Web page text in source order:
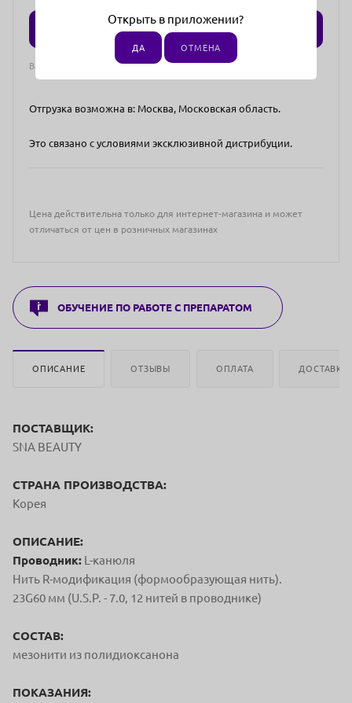
СООБЩИТЬ О ПОСТУПЛЕНИИ ТОВАРА
Вам придет уведомление на email, когда товар появится в наличии
Отгрузка возможна в: Москва, Московская область.
Это связано с условиями эксклюзивной дистрибуции.
Цена действительна только для интернет-магазина и может
отличаться от цен в розничных магазинах
ОБУЧЕНИЕ ПО РАБОТЕ С ПРЕПАРАТОМ
ОПИСАНИЕ ОТЗЫВЫ ОПЛАТА ДОСТАВКА
ПОСТАВЩИК:
SNA BEAUTY
СТРАНА ПРОИЗВОДСТВА:
Корея
ОПИСАНИЕ:
Проводник: L-канюля
Нить R-модификация (формообразующая нить).
23G60 мм (U.S.P. - 7.0, 12 нитей в проводнике)
СОСТАВ:
мезонити из полидиоксанона
ПОКАЗАНИЯ:
Открыть в приложении?
ДА ОТМЕНА